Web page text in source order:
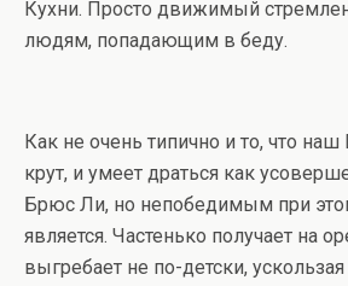
Кухни. Просто движимый
людям, попадающим в беду.
Как не очень типично и то, что
крут, и умеет драться как
Брюс Ли, но непобедимым при
является. Частенько получает на
выгребает не по-детски,